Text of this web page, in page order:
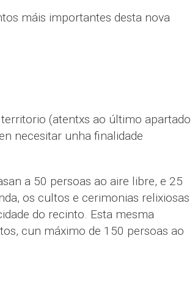
máis importantes desta nova
(atentxs ao último apartado
necesitar unha finalidade
a 50 persoas ao aire libre, e 25
os cultos e cerimonias relixiosas
do recinto. Esta mesma
cun máximo de 150 persoas ao